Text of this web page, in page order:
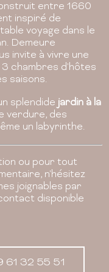
entre 1660
inspiré de
voyage dans le
Demeure
invite à vivre une
chambres d'hôtes
saisons.
splendide jardin à la
verdure, des
un labyrinthe.
ou pour tout
n'hésitez
joignables par
disponible
61 32 55 51